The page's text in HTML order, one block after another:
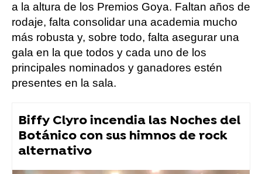
a la altura de los Premios Goya. Faltan años de
rodaje, falta consolidar una academia mucho
más robusta y, sobre todo, falta asegurar una
gala en la que todos y cada uno de los
principales nominados y ganadores estén
presentes en la sala.
Biffy Clyro incendia las Noches del
Botánico con sus himnos de rock
alternativo